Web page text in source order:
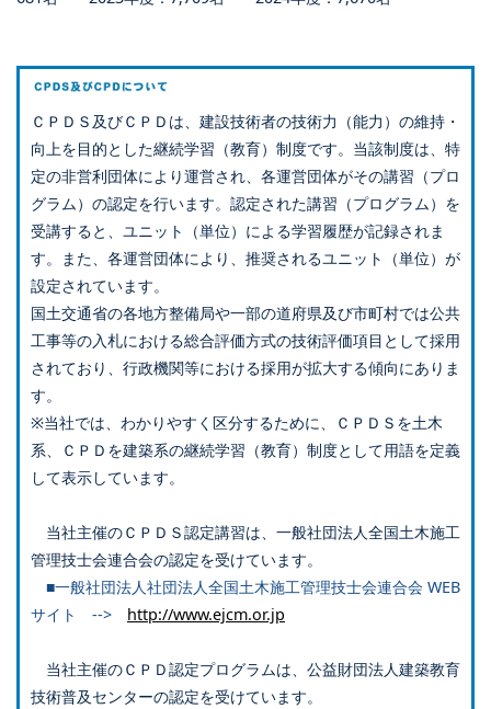
ＣＰＤＳ及びＣＰＤは、建設技術者の技術力（能力）の維持・
向上を目的とした継続学習（教育）制度です。当該制度は、特
定の非営利団体により運営され、各運営団体がその講習（プロ
グラム）の認定を行います。認定された講習（プログラム）を
受講すると、ユニット（単位）による学習履歴が記録されま
す。また、各運営団体により、推奨されるユニット（単位）が
設定されています。
国土交通省の各地方整備局や一部の道府県及び市町村では公共
工事等の入札における総合評価方式の技術評価項目として採用
されており、行政機関等における採用が拡大する傾向にありま
す。
※当社では、わかりやすく区分するために、ＣＰＤＳを土木
系、ＣＰＤを建築系の継続学習（教育）制度として用語を定義
して表示しています。
当社主催のＣＰＤＳ認定講習は、一般社団法人全国土木施工
管理技士会連合会の認定を受けています。
■一般社団法人社団法人全国土木施工管理技士会連合会 WEB
サイト --> http://www.ejcm.or.jp
当社主催のＣＰＤ認定プログラムは、公益財団法人建築教育
技術普及センターの認定を受けています。